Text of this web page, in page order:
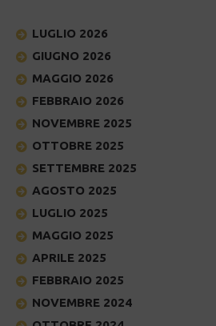
LUGLIO 2026
GIUGNO 2026
MAGGIO 2026
FEBBRAIO 2026
NOVEMBRE 2025
OTTOBRE 2025
SETTEMBRE 2025
AGOSTO 2025
LUGLIO 2025
MAGGIO 2025
APRILE 2025
FEBBRAIO 2025
NOVEMBRE 2024